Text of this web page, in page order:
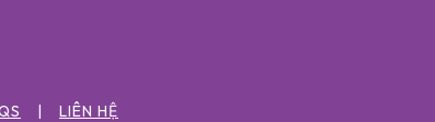
LIÊN HỆ